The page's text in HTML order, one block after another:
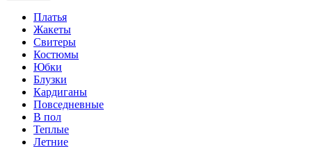
Платья
Жакеты
Свитеры
Костюмы
Юбки
Блузки
Кардиганы
Повседневные
В пол
Теплые
Летние